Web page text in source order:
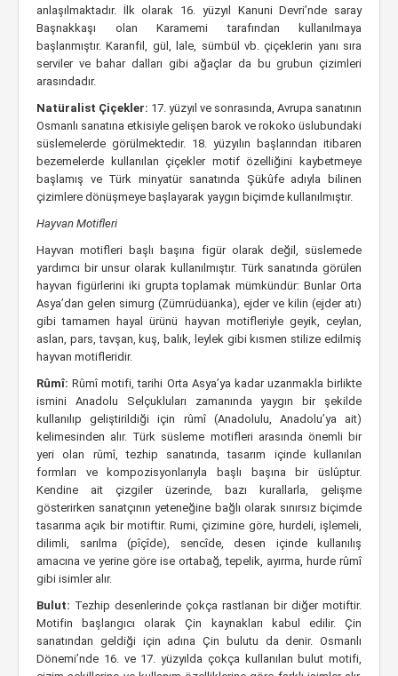
anlaşılmaktadır. İlk olarak 16. yüzyıl Kanuni Devri’nde saray
Başnakkaşı olan Karamemi tarafından kullanılmaya
başlanmıştır. Karanfil, gül, lale, sümbül vb. çiçeklerin yanı sıra
serviler ve bahar dalları gibi ağaçlar da bu grubun çizimleri
arasındadır.
Natüralist Çiçekler: 17. yüzyıl ve sonrasında, Avrupa sanatının
Osmanlı sanatına etkisiyle gelişen barok ve rokoko üslubundaki
süslemelerde görülmektedir. 18. yüzyılın başlarından itibaren
bezemelerde kullanılan çiçekler motif özelliğini kaybetmeye
başlamış ve Türk minyatür sanatında Şükûfe adıyla bilinen
çizimlere dönüşmeye başlayarak yaygın biçimde kullanılmıştır.
Hayvan Motifleri
Hayvan motifleri başlı başına figür olarak değil, süslemede
yardımcı bir unsur olarak kullanılmıştır. Türk sanatında görülen
hayvan figürlerini iki grupta toplamak mümkündür: Bunlar Orta
Asya’dan gelen simurg (Zümrüdüanka), ejder ve kilin (ejder atı)
gibi tamamen hayal ürünü hayvan motifleriyle geyik, ceylan,
aslan, pars, tavşan, kuş, balık, leylek gibi kısmen stilize edilmiş
hayvan motifleridir.
Rûmî:Rûmî motifi, tarihi Orta Asya’ya kadar uzanmakla birlikte
ismini Anadolu Selçukluları zamanında yaygın bir şekilde
kullanılıp geliştirildiği için rûmî (Anadolulu, Anadolu’ya ait)
kelimesinden alır. Türk süsleme motifleri arasında önemli bir
yeri olan rûmî, tezhip sanatında, tasarım içinde kullanılan
formları ve kompozisyonlarıyla başlı başına bir üslûptur.
Kendine ait çizgiler üzerinde, bazı kurallarla, gelişme
gösterirken sanatçının yeteneğine bağlı olarak sınırsız biçimde
tasarıma açık bir motiftir. Rumi, çizimine göre, hurdeli, işlemeli,
dilimli, sarılma (pîçîde), sencîde, desen içinde kullanılış
amacına ve yerine göre ise ortabağ, tepelik, ayırma, hurde rûmî
gibi isimler alır.
Bulut: Tezhip desenlerinde çokça rastlanan bir diğer motiftir.
Motifin başlangıcı olarak Çin kaynakları kabul edilir. Çin
sanatından geldiği için adına Çin bulutu da denir. Osmanlı
Dönemi’nde 16. ve 17. yüzyılda çokça kullanılan bulut motifi,